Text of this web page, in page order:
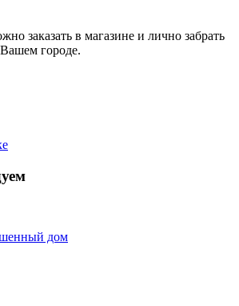
заказать в магазине и лично забрать
городе.
дом